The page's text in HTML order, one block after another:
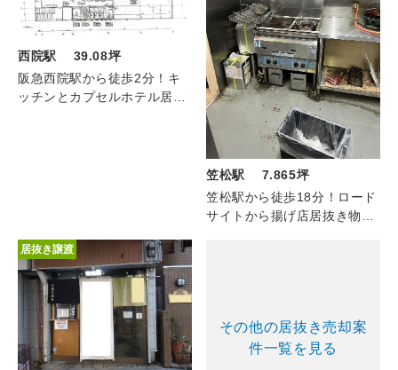
西院駅 39.08坪
阪急西院駅から徒歩2分！キ
ッチンとカプセルホテル居抜
笠松駅 7.865坪
笠松駅から徒歩18分！ロード
サイトから揚げ店居抜き物
居抜き譲渡
その他の居抜き売却案
件一覧を見る